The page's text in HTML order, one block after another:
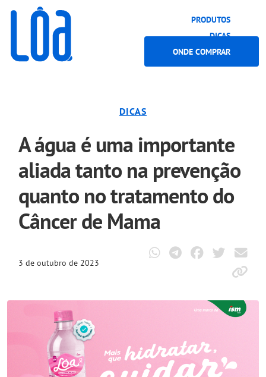
PRODUTOS
DICAS
ONDE COMPRAR
DICAS
A água é uma importante
aliada tanto na prevenção
quanto no tratamento do
Câncer de Mama
3 de outubro de 2023